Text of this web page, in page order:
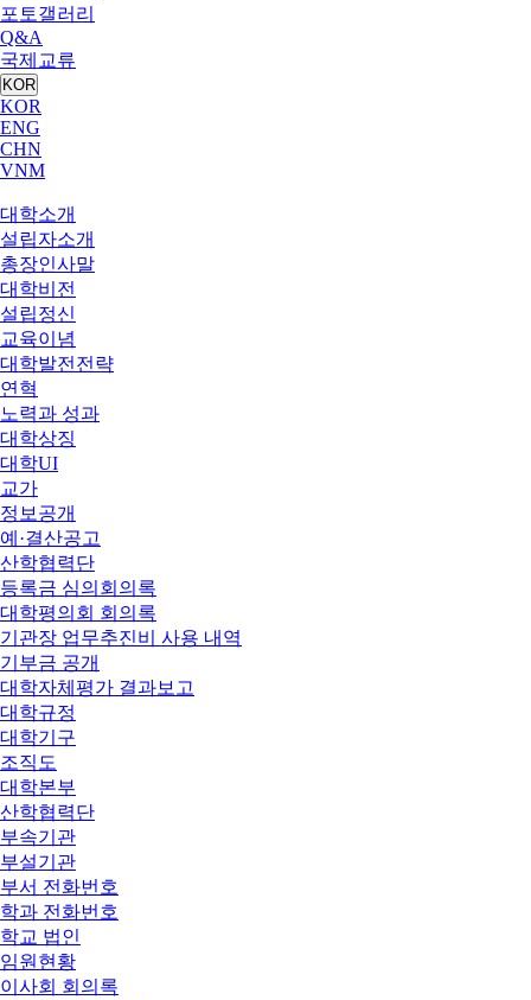
포토갤러리
Q&A
국제교류
KOR
KOR
ENG
CHN
VNM
대학소개
설립자소개
총장인사말
대학비전
설립정신
교육이념
대학발전전략
연혁
노력과 성과
대학상징
대학UI
교가
정보공개
예·결산공고
산학협력단
등록금 심의회의록
대학평의회 회의록
기관장 업무추진비 사용 내역
기부금 공개
대학자체평가 결과보고
대학규정
대학기구
조직도
대학본부
산학협력단
부속기관
부설기관
부서 전화번호
학과 전화번호
학교 법인
임원현황
이사회 회의록